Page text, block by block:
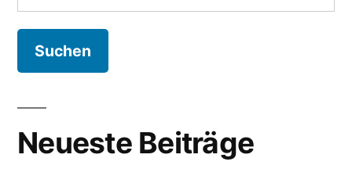
sich
Kirrlach
nach:
Neueste Beiträge